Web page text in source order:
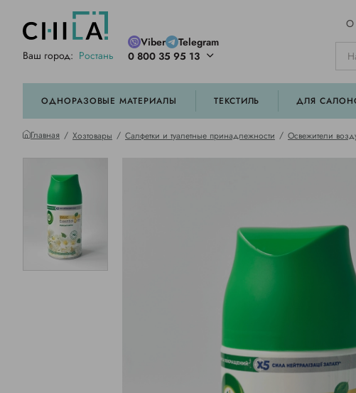
Ваш город: Ростань
Viber
Telegram
0 800 35 95 13
О
ОДНОРАЗОВЫЕ МАТЕРИАЛЫ ТЕКСТИЛЬ ДЛЯ
Главная Хозтовары Салфетки и туалетные принадлежности Освежители